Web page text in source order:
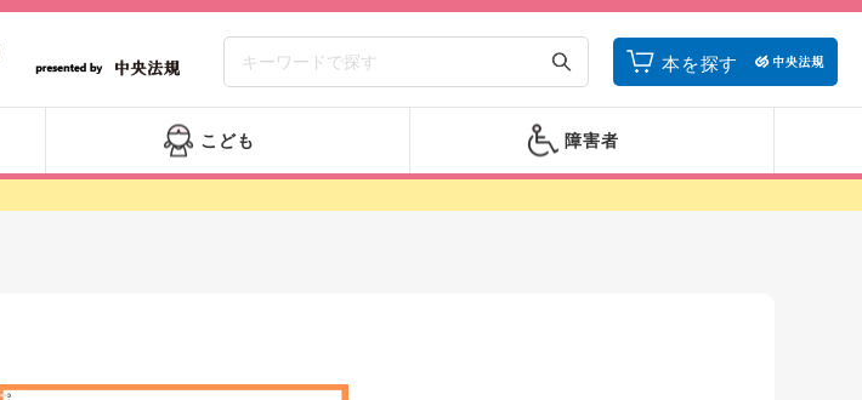
本を探す
こども 障害者